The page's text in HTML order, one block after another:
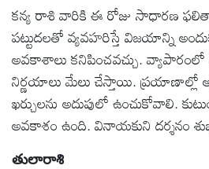
కన్య రాశి వారికి ఈ రోజు సాధారణ
పట్టుదలతో వ్యవహరిస్తే విజయాన్ని
అవకాశాలు కనిపించవచ్చు. వ్యాపారంలో
నిర్ణయాలు మేలు చేస్తాయి. ప్రయాణాల్లో
ఖర్చులను అదుపులో ఉంచుకోవాలి.
అవకాశం ఉంది. వినాయకుని దర్శనం
తులారాశి